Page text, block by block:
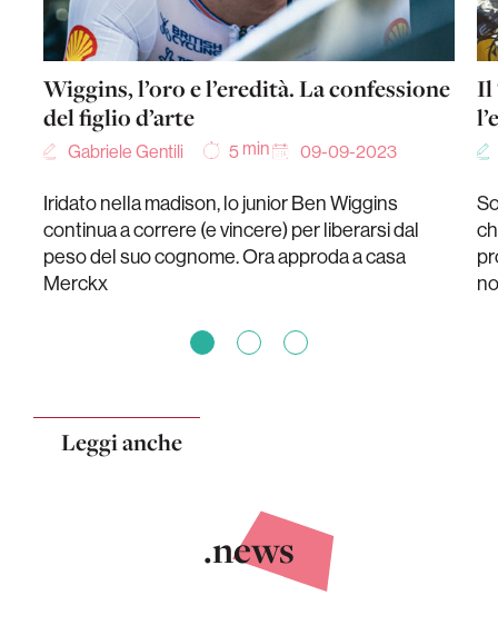
Wiggins, l’oro e l’eredità. La confessione
del figlio d’arte
Gabriele Gentili 5 min 09-09-2023
Iridato nella madison, lo junior Ben Wiggins
continua a correre (e vincere) per liberarsi dal
peso del suo cognome. Ora approda a casa
Merckx
Il
Leggi anche
.news